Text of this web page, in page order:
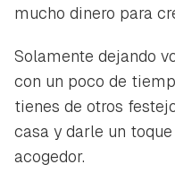
mucho dinero para
Solamente dejando
con un poco de
tienes de otros
casa y darle un
acogedor.